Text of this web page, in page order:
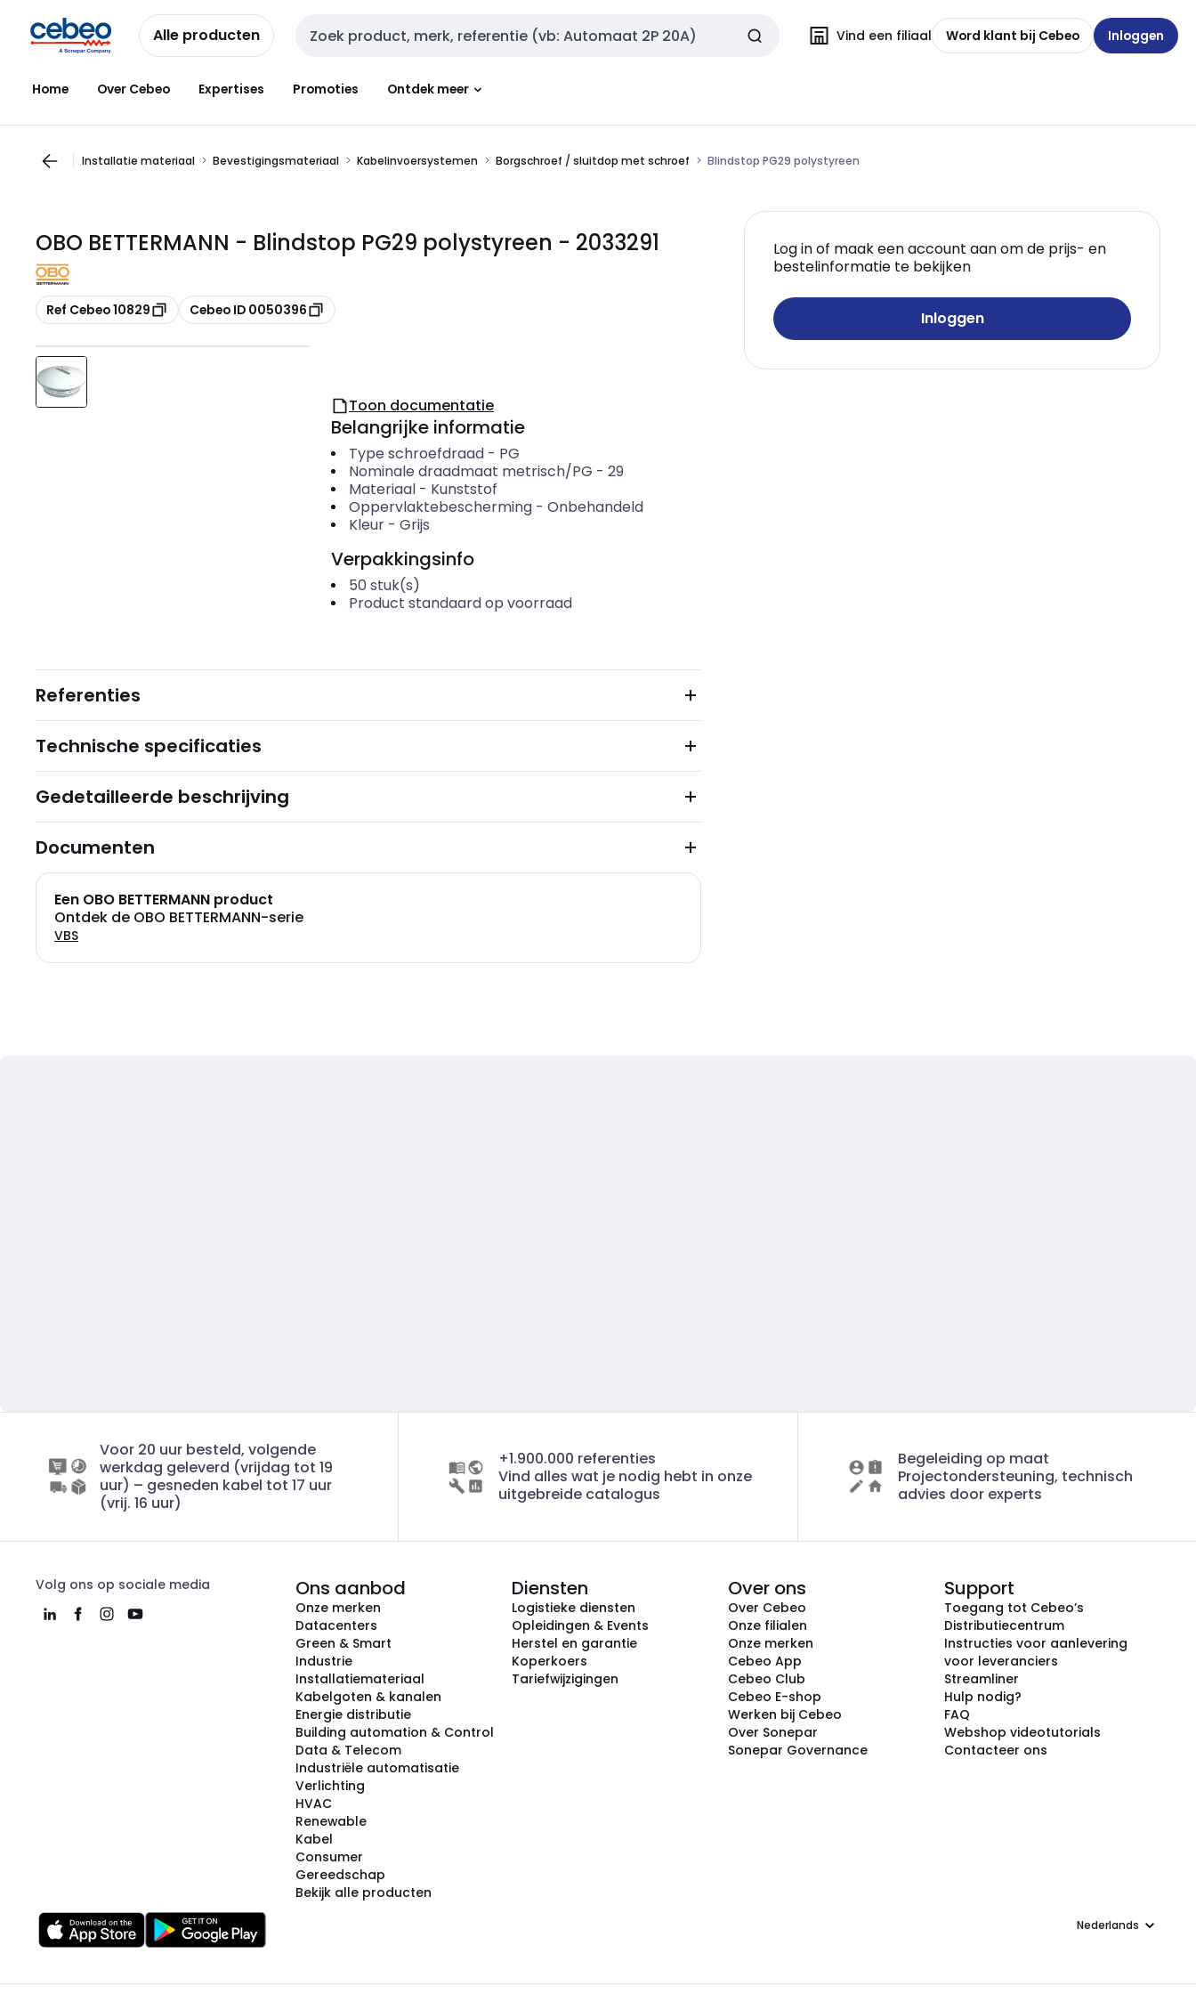
naar
navigatie
naar
inhoud
Alle producten Zoekveld invoer Vind een filiaal Word klant bij Cebeo Inloggen
Home Over Cebeo Expertises Promoties Ontdek meer
Installatie materiaal Bevestigingsmateriaal Kabelinvoersystemen Borgschroef / sluitdop met schroef Blindstop PG29 polystyreen
OBO BETTERMANN - Blindstop PG29 polystyreen - 2033291
Kopiëren
Ref Cebeo 10829 Kopiëren
Cebeo ID 0050396
Log in of maak een account aan om de prijs- en
bestelinformatie te bekijken
Inloggen
Toon documentatie
Belangrijke informatie
Type schroefdraad- PG
Nominale draadmaat metrisch/PG - 29
Materiaal- Kunststof
Oppervlaktebescherming- Onbehandeld
Kleur- Grijs
Verpakkingsinfo
50 stuk(s)
Product standaard op voorraad
Referenties
Technische specificaties
Gedetailleerde beschrijving
Documenten
Een OBO BETTERMANN product
Ontdek de OBO BETTERMANN-serie
VBS
Voor 20 uur besteld, volgende
werkdag geleverd (vrijdag tot 19
uur) – gesneden kabel tot 17 uur
(vrij. 16 uur)
+1.900.000 referenties
Vind alles wat je nodig hebt in onze
uitgebreide catalogus
Begeleiding op maat
Projectondersteuning, technisch
advies door experts
Volg ons op sociale media Ons aanbod
Onze merken
Datacenters
Green & Smart
Industrie
Installatiemateriaal
Kabelgoten & kanalen
Energie distributie
Building automation & Control
Data & Telecom
Industriële automatisatie
Verlichting
HVAC
Renewable
Kabel
Consumer
Gereedschap
Bekijk alle producten
Diensten
Logistieke diensten
Opleidingen & Events
Herstel en garantie
Koperkoers
Tariefwijzigingen
Over ons
Over Cebeo
Onze filialen
Onze merken
Cebeo App
Cebeo Club
Cebeo E-shop
Werken bij Cebeo
Over Sonepar
Sonepar Governance
Support
Toegang tot Cebeo’s
Distributiecentrum
Instructies voor aanlevering
voor leveranciers
Streamliner
Hulp nodig?
FAQ
Webshop videotutorials
Contacteer ons
Taal